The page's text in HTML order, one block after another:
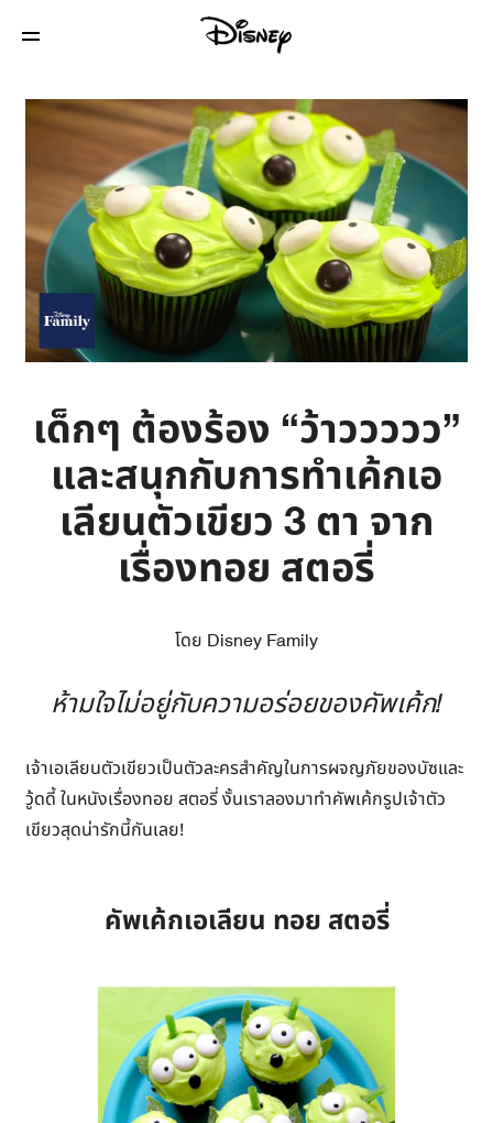
เด็กๆ ต้องร้อง “ว้าววววว”
และสนุกกับการทำเค้กเอ
เลียนตัวเขียว 3 ตา จาก
เรื่องทอย สตอรี่
โดย Disney Family
ห้ามใจไม่อยู่กับความอร่อยของคัพเค้ก!
เจ้าเอเลียนตัวเขียวเป็นตัวละครสำคัญในการผจญภัยของบัซและ
วู้ดดี้ ในหนังเรื่องทอย สตอรี่ งั้นเราลองมาทำคัพเค้กรูปเจ้าตัว
เขียวสุดน่ารักนี้กันเลย!
คัพเค้กเอเลียน ทอย สตอรี่